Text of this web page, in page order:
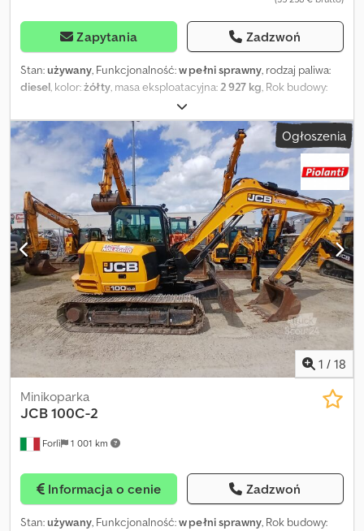
Zapytania Zadzwoń
Stan:używany, Funkcjonalność:w pełni sprawny, rodzaj paliwa:
diesel, kolor:żółty, masa eksploatacyjna:2 927 kg, Rok budowy:
, Wyposażenie:
gąsienice gumowe, kabina, klimatyzacja, JCB 8029 CTS Rok
produkcji 2021, 300 motogodzin, masa robocza 2927 kg.
Kompaktowa minikoparka z zamkniętą kabiną, klimatyzacją i
ogrzewaniem, sterowanie joystickiem, gumowe gąsienice.
Przednia lemiesz do niwelacji terenu, szybkozłącze, dodatkowe
przewody hydrauliczne pod młot wyburzeniowy, 1 regulowana
łyżka skarpowa z siłownikiem hydraulicznym, 2 łyżki do kopania.
Silnik PERKINS o mocy 24 KM. MASON TRUCKS Via Vicenza, 31
Vedelago (Treviso) Cedjyy U Sbspfx Akverf
Ogłoszenia
1 / 18
Forlì 1 001 km
Minikoparka
JCB100C-2
Informacja o cenie Zadzwoń
Stan:używany, Funkcjonalność:w pełni sprawny, Rok budowy: